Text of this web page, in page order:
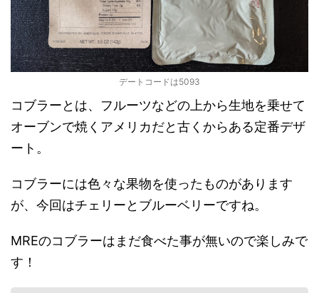
デートコードは5093
コブラーとは、フルーツなどの上から生地を乗せて
オーブンで焼くアメリカだと古くからある定番デザ
ート。
コブラーには色々な果物を使ったものがあります
が、今回はチェリーとブルーベリーですね。
MREのコブラーはまだ食べた事が無いので楽しみで
す！